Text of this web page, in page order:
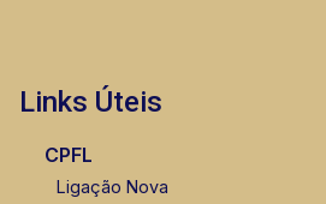
Links Úteis
CPFL
Ligação Nova